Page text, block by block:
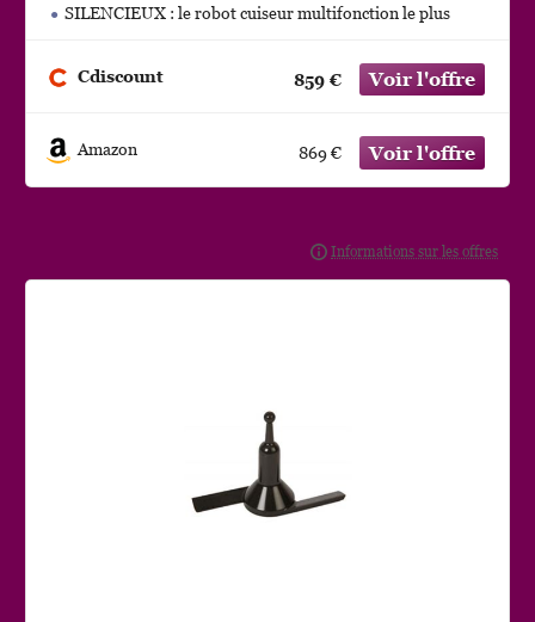
SILENCIEUX : le robot cuiseur multifonction le plus
des tests externes
Cdiscount 859 €
Amazon 869 €